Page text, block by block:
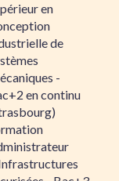
en
de
-
en continu